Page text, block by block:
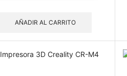
AÑADIR AL CARRITO